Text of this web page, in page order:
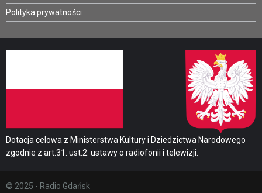
Polityka prywatności
Dotacja celowa z Ministerstwa Kultury i Dziedzictwa Narodowego
zgodnie z art.31. ust.2. ustawy o radiofonii i telewizji.
© 2025 - Radio Gdańsk